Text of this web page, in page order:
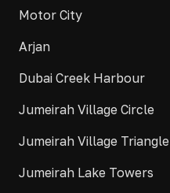
Motor City
Arjan
Dubai Creek Harbour
Jumeirah Village Circle
Jumeirah Village Triangle
Jumeirah Lake Towers